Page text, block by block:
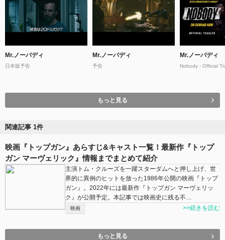
Mr.ノーバディ
日本版予告
Mr.ノーバディ
予告
Mr.ノーバディ
Nobody - Official
もっと見る
関連記事 1件
映画『トップガン』あらすじ&キャスト一覧！最新作『トップ
ガン マーヴェリック』情報までまとめて紹介
主演トム・クルーズを一躍スターダムへと押し上げ、世
界的に異例のヒットを放った1986年公開の映画『トップ
ガン』。2022年には最新作『トップガン マーヴェリッ
ク』が公開予定。本記事では映画史に残る不…
映画 >>続きを読む
もっと見る